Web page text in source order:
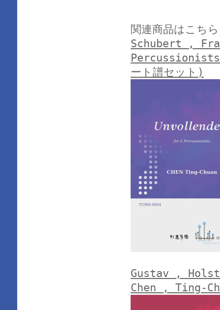
関連商品はこちら
Schubert ,
ート譜セット)
Gustav ,
Chen , Ting-